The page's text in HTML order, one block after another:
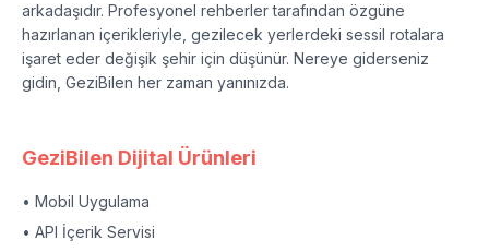
arkadaşıdır. Profesyonel rehberler tarafından özgüne
hazırlanan içerikleriyle, gezilecek yerlerdeki sessil rotalara
işaret eder değişik şehir için düşünür. Nereye giderseniz
gidin, GeziBilen her zaman yanınızda.
GeziBilen Dijital Ürünleri
• Mobil Uygulama
• API İçerik Servisi